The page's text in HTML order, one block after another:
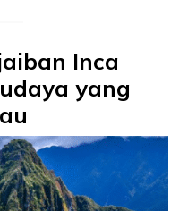
Inca
yang